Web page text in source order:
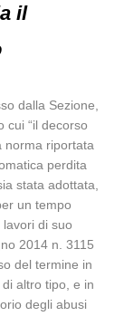
il
dalla Sezione,
cui “il decorso
norma riportata
perdita
stata adottata,
un tempo
lavori di suo
2014 n. 3115
del termine in
altro tipo, e in
degli abusi